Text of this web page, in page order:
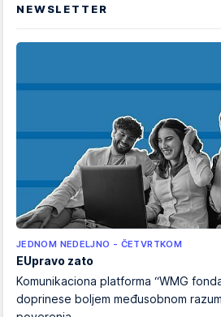
NEWSLETTER
JEDNOM NEDELJNO - ČETVRTKOM
EUpravo zato
Komunikaciona platforma “WMG
doprinese boljem međusobnom